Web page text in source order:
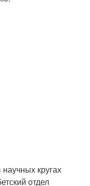
кругах
отдел